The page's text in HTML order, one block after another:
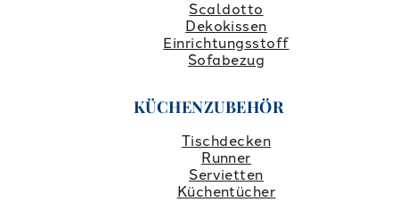
Scaldotto
Dekokissen
Einrichtungsstoff
Sofabezug
KÜCHENZUBEHÖR
Tischdecken
Runner
Servietten
Küchentücher